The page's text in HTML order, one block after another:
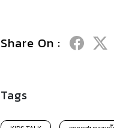
Share On :
Tags